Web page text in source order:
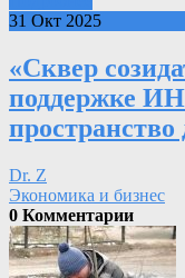
31 Окт 2025
«Сквер
поддержке
пространство
Dr. Z
Экономика и бизнес
0 Комментарии